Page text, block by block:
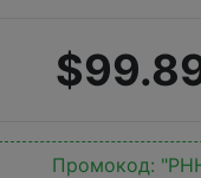
Промокод: